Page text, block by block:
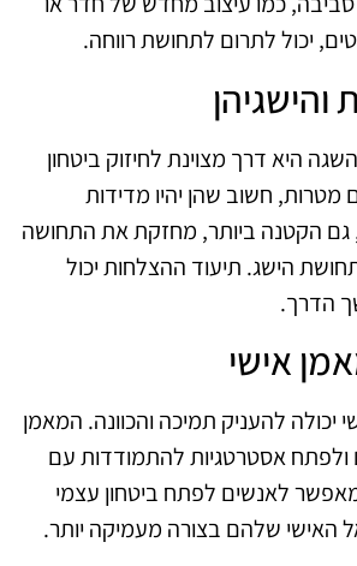
יכול לתרום לתחושת רווחה.
היא דרך מצוינת לחיזוק ביטחון
מטרות, חשוב שהן יהיו מדידות
גם הקטנה ביותר, מחזקת את התחושה
הישג. תיעוד ההצלחות יכול
הדרך.
אישי
יכולה להעניק תמיכה והכוונה. המאמן
ולפתח אסטרטגיות להתמודדות עם
לאנשים לפתח ביטחון עצמי
האישי שלהם בצורה מעמיקה יותר.